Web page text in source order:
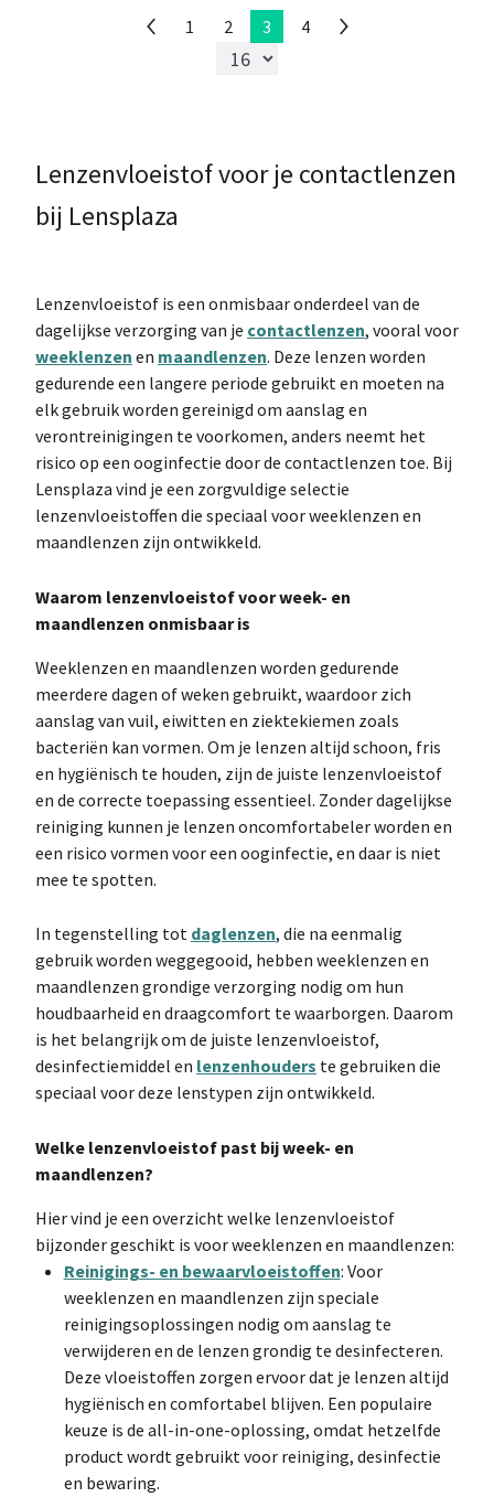
1 2 3 4
Lenzenvloeistof voor je contactlenzen
bij Lensplaza
Lenzenvloeistof is een onmisbaar onderdeel van de
dagelijkse verzorging van je contactlenzen, vooral voor
weeklenzen en maandlenzen. Deze lenzen worden
gedurende een langere periode gebruikt en moeten na
elk gebruik worden gereinigd om aanslag en
verontreinigingen te voorkomen, anders neemt het
risico op een ooginfectie door de contactlenzen toe. Bij
Lensplaza vind je een zorgvuldige selectie
lenzenvloeistoffen die speciaal voor weeklenzen en
maandlenzen zijn ontwikkeld.
Waarom lenzenvloeistof voor week- en
maandlenzen onmisbaar is
Weeklenzen en maandlenzen worden gedurende
meerdere dagen of weken gebruikt, waardoor zich
aanslag van vuil, eiwitten en ziektekiemen zoals
bacteriën kan vormen. Om je lenzen altijd schoon, fris
en hygiënisch te houden, zijn de juiste lenzenvloeistof
en de correcte toepassing essentieel. Zonder dagelijkse
reiniging kunnen je lenzen oncomfortabeler worden en
een risico vormen voor een ooginfectie, en daar is niet
mee te spotten.
In tegenstelling tot daglenzen, die na eenmalig
gebruik worden weggegooid, hebben weeklenzen en
maandlenzen grondige verzorging nodig om hun
houdbaarheid en draagcomfort te waarborgen. Daarom
is het belangrijk om de juiste lenzenvloeistof,
desinfectiemiddel en lenzenhouders te gebruiken die
speciaal voor deze lenstypen zijn ontwikkeld.
Welke lenzenvloeistof past bij week- en
maandlenzen?
Hier vind je een overzicht welke lenzenvloeistof
bijzonder geschikt is voor weeklenzen en maandlenzen:
Reinigings- en bewaarvloeistoffen: Voor
weeklenzen en maandlenzen zijn speciale
reinigingsoplossingen nodig om aanslag te
verwijderen en de lenzen grondig te desinfecteren.
Deze vloeistoffen zorgen ervoor dat je lenzen altijd
hygiënisch en comfortabel blijven. Een populaire
keuze is de all-in-one-oplossing, omdat hetzelfde
product wordt gebruikt voor reiniging, desinfectie
en bewaring.